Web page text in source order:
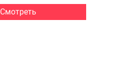
Смотреть